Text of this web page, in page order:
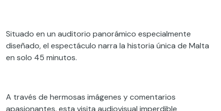
Situado en un auditorio panorámico especialmente
diseñado, el espectáculo narra la historia única de Malta
en solo 45 minutos.
A través de hermosas imágenes y comentarios
apasionantes, esta visita audiovisual imperdible